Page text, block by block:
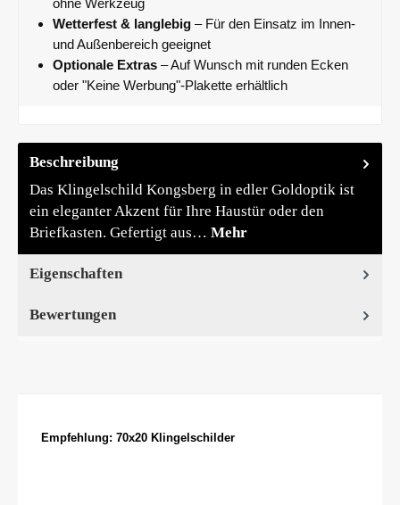
Wetterfest & langlebig – Für den Einsatz im Innen-
und Außenbereich geeignet
Optionale Extras – Auf Wunsch mit runden Ecken
oder "Keine Werbung"-Plakette erhältlich
Beschreibung
Das Klingelschild Kongsberg in edler Goldoptik ist
ein eleganter Akzent für Ihre Haustür oder den
Briefkasten. Gefertigt aus… Mehr
Eigenschaften
Bewertungen
Produktgalerie überspringen
Empfehlung: 70x20 Klingelschilder